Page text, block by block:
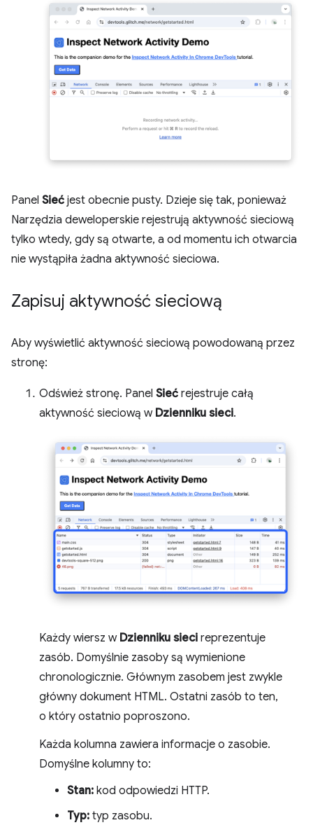
Panel Sieć jest obecnie pusty. Dzieje się tak, ponieważ
Narzędzia deweloperskie rejestrują aktywność sieciową
tylko wtedy, gdy są otwarte, a od momentu ich otwarcia
nie wystąpiła żadna aktywność sieciowa.
Zapisuj aktywność sieciową
Aby wyświetlić aktywność sieciową powodowaną przez
stronę:
Odśwież stronę. Panel Sieć rejestruje całą
aktywność sieciową w Dzienniku sieci.
Każdy wiersz w Dzienniku sieci reprezentuje
zasób. Domyślnie zasoby są wymienione
chronologicznie. Głównym zasobem jest zwykle
główny dokument HTML. Ostatni zasób to ten,
o który ostatnio poproszono.
Każda kolumna zawiera informacje o zasobie.
Domyślne kolumny to:
Stan: kod odpowiedzi HTTP.
Typ: typ zasobu.